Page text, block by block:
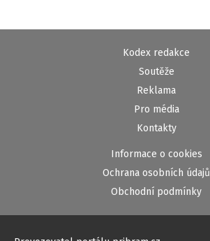
Kodex redakce
Soutěže
Reklama
Pro média
Kontakty
Informace o cookies
Ochrana osobních údajů
Obchodní podmínky